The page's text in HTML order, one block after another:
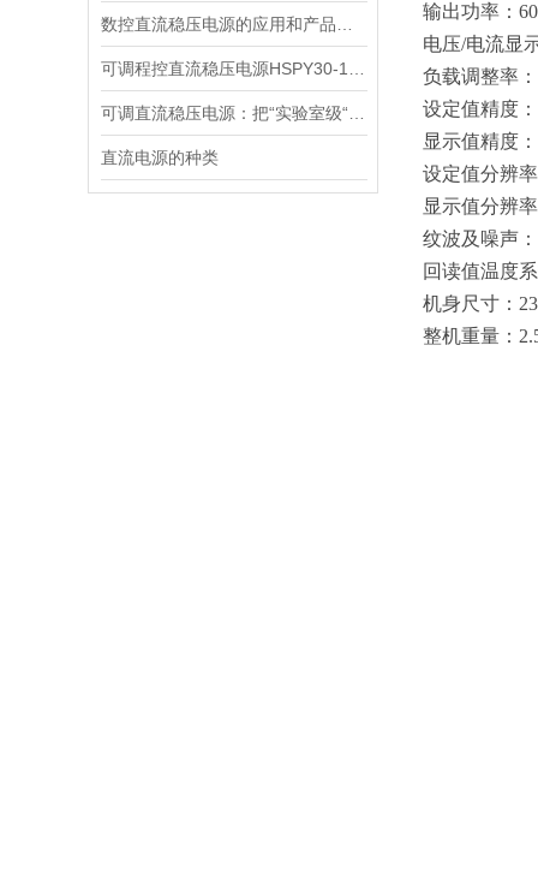
直流电源的种类
输出功率：
电压/电流显
负载调整率
设定值精度
显示值精度
设定值分辨率
显示值分辨
纹波及噪声
回读值温度系
机身尺寸：
整机重量：